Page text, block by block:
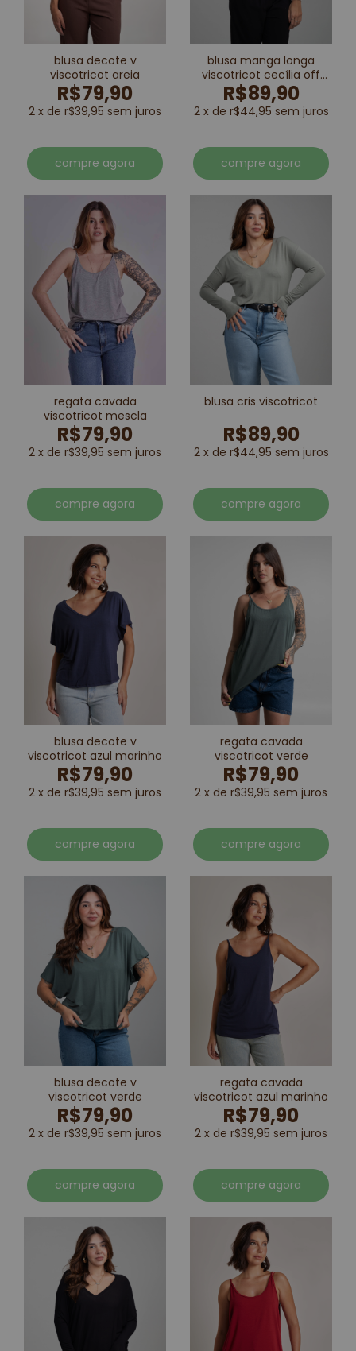
blusa decote v
viscotricot areia
R$79,90
2 x de r$39,95 sem juros
compre agora
blusa manga longa
viscotricot cecília off
white
R$89,90
2 x de r$44,95 sem juros
compre agora
regata cavada
viscotricot mescla
R$79,90
2 x de r$39,95 sem juros
compre agora
blusa cris viscotricot
R$89,90
2 x de r$44,95 sem juros
compre agora
blusa decote v
viscotricot azul marinho
R$79,90
2 x de r$39,95 sem juros
compre agora
regata cavada
viscotricot verde
R$79,90
2 x de r$39,95 sem juros
compre agora
blusa decote v
viscotricot verde
R$79,90
2 x de r$39,95 sem juros
compre agora
regata cavada
viscotricot azul marinho
R$79,90
2 x de r$39,95 sem juros
compre agora